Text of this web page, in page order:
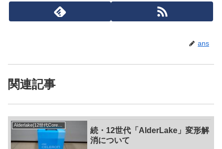
ans
関連記事
Alderlake(12世代Coreシリーズ)
続・12世代「AlderLake」変形解
消について